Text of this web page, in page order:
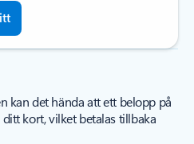
kan det hända att ett belopp på
kort, vilket betalas tillbaka